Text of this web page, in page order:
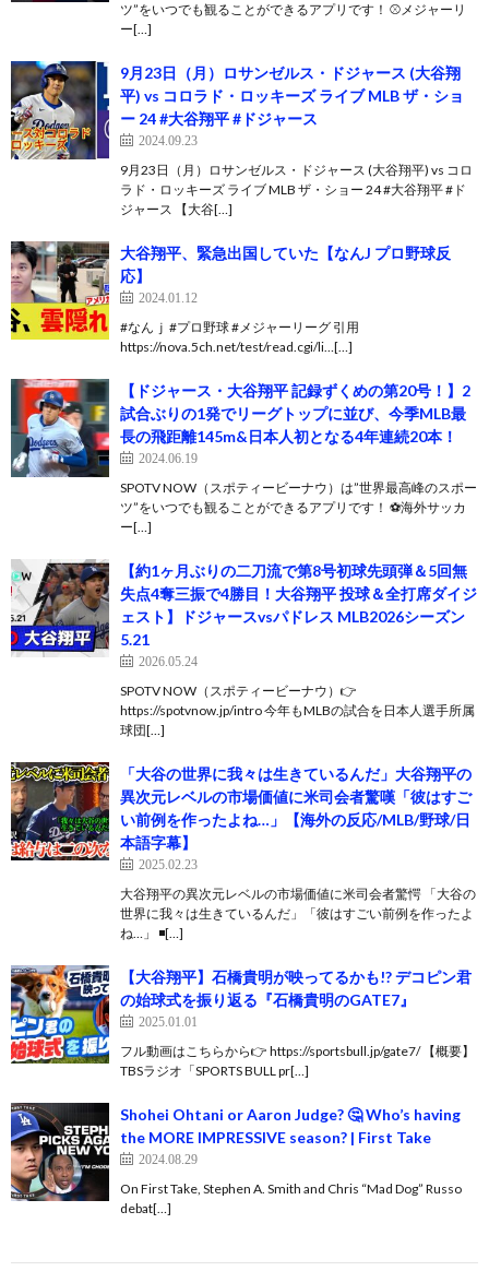
ツ”をいつでも観ることができるアプリです！ ⚾️メジャーリ
ー[…]
9月23日（月）ロサンゼルス・ドジャース (大谷翔
平) vs コロラド・ロッキーズ ライブ MLB ザ・ショ
ー 24 #大谷翔平 #ドジャース
2024.09.23
9月23日（月）ロサンゼルス・ドジャース (大谷翔平) vs コロ
ラド・ロッキーズ ライブ MLB ザ・ショー 24 #大谷翔平 #ド
ジャース 【大谷[…]
大谷翔平、緊急出国していた【なんJ プロ野球反
応】
2024.01.12
#なんｊ #プロ野球 #メジャーリーグ 引用
https://nova.5ch.net/test/read.cgi/li…[…]
【ドジャース・大谷翔平 記録ずくめの第20号！】2
試合ぶりの1発でリーグトップに並び、今季MLB最
長の飛距離145m&日本人初となる4年連続20本！
2024.06.19
SPOTV NOW（スポティービーナウ）は”世界最高峰のスポー
ツ”をいつでも観ることができるアプリです！ ⚽️海外サッカ
ー[…]
【約1ヶ月ぶりの二刀流で第8号初球先頭弾＆5回無
失点4奪三振で4勝目！大谷翔平 投球＆全打席ダイジ
ェスト】ドジャースvsパドレス MLB2026シーズン
5.21
2026.05.24
SPOTV NOW（スポティービーナウ）👉
https://spotvnow.jp/intro 今年もMLBの試合を日本人選手所属
球団[…]
「大谷の世界に我々は生きているんだ」大谷翔平の
異次元レベルの市場価値に米司会者驚嘆「彼はすご
い前例を作ったよね…」【海外の反応/MLB/野球/日
本語字幕】
2025.02.23
大谷翔平の異次元レベルの市場価値に米司会者驚愕 「大谷の
世界に我々は生きているんだ」「彼はすごい前例を作ったよ
ね…」 ◾️[…]
【大谷翔平】石橋貴明が映ってるかも!? デコピン君
の始球式を振り返る『石橋貴明のGATE7』
2025.01.01
フル動画はこちらから👉 https://sportsbull.jp/gate7/ 【概要】
TBSラジオ「SPORTS BULL pr[…]
Shohei Ohtani or Aaron Judge? 🤔 Who’s having
the MORE IMPRESSIVE season? | First Take
2024.08.29
On First Take, Stephen A. Smith and Chris “Mad Dog” Russo
debat[…]